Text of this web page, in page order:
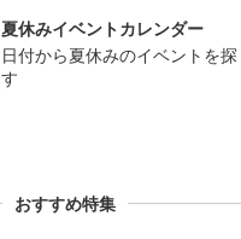
夏休みイベントカレンダー
日付から夏休みのイベントを探
す
おすすめ特集